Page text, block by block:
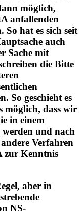
Verfahren in
möglich,
anfallenden
hat es sich seit
auch
Sache mit
die Bitte
So geschieht es
dass wir
in einem
und nach
Verfahren
Kenntnis
aber in